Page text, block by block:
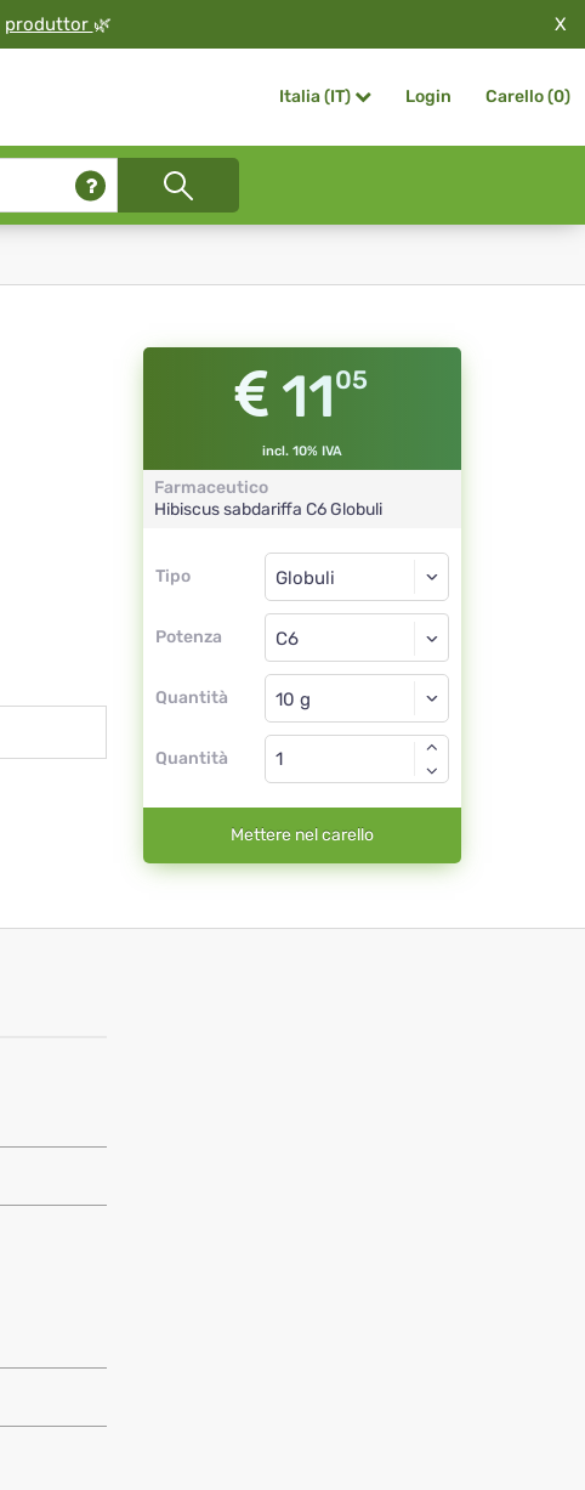
produttor 🌿 X
Italia (IT) Login Carello (0)
1105
incl. 10% IVA
Farmaceutico
Hibiscus sabdariffa C6 Globuli
Tipo
Tipo
Potenza
Globuli
C6
Quantità
Globuli
Quantità
Mettere nel carello